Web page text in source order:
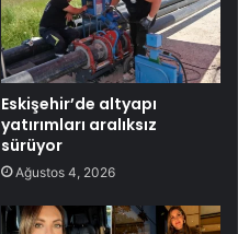
Eskişehir’de altyapı
yatırımları aralıksız
sürüyor
Ağustos 4, 2026